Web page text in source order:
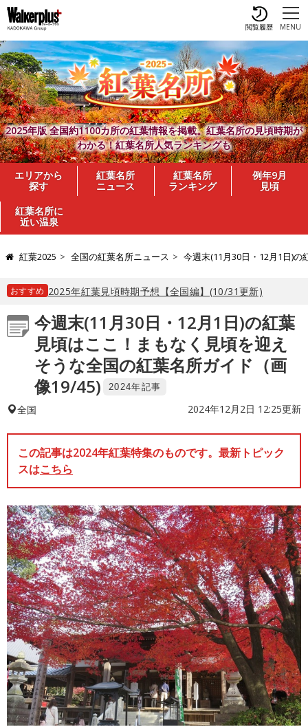
MENU
閲覧履歴
2025年版 全国約1100カ所の紅葉情報を掲載。紅葉名所の見頃時期が
わかる！紅葉名所人気ランキングも
エリアから
探す
紅葉名所
ニュース
紅葉名所
ランキング
例年9月
見頃
紅葉名所に
近い温泉
紅葉2025 全国の紅葉名所ニュース 今週末(11月30日・12月1日)
おすすめ 2025年紅葉見頃時期予想【全国編】(10/31更新)
今週末(11月30日・12月1日)の紅葉
見頃はここ！まもなく見頃を迎え
そうな全国の紅葉名所ガイド（画
像19/45)
2024年記事
全国 2024年12月2日 12:25更新
この記事は2024年紅葉特集のものです。最新トピック
スはこちら